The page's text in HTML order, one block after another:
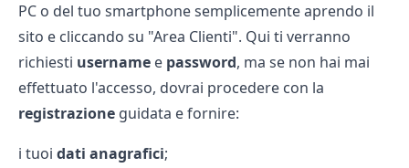
PC o del tuo smartphone semplicemente aprendo il
sito e cliccando su "Area Clienti". Qui ti verranno
richiesti username e password, ma se non hai mai
effettuato l'accesso, dovrai procedere con la
registrazione guidata e fornire:
i tuoi dati anagrafici;